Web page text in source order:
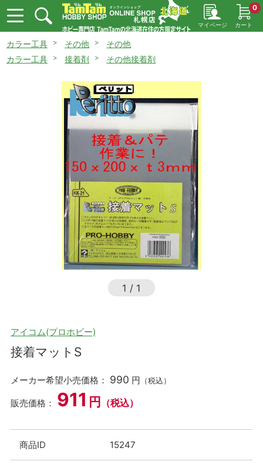
マイページ カート
0
カラー工具 その他
その他
カラー工具
接着剤 その他接着剤
1 / 1
アイコム(プロホビー)
接着マットS
メーカー希望小売価格： 990 円 （税込）
販売価格： 911 円 （税込）
商品ID 15247